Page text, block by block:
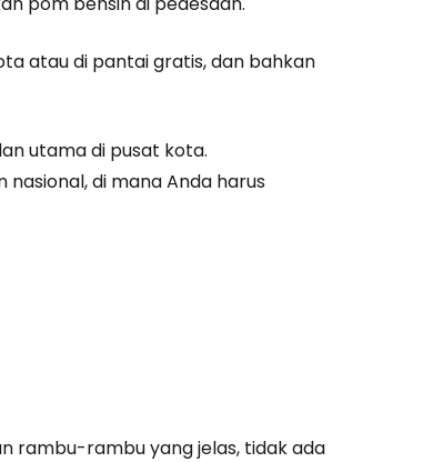
atau di pantai gratis, dan bahkan
utama di pusat kota.
di mana Anda harus
rambu-rambu yang jelas, tidak ada